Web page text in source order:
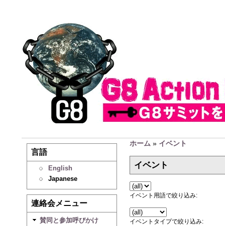
言語
English
Japanese
連絡会メニュー
賛同と参加呼びかけ
ホーム » イベント
イベント
イベント用語で絞り込み:
イベントタイプで絞り込み: